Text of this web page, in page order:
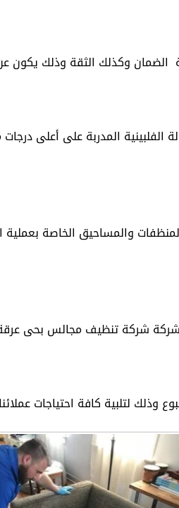
وكذلك الثقة وذلك يكون
المدربة على أعلى درجات
والمساحيق الخاصة بعملية
شركة تنظيف مجالس بحى عرقة،